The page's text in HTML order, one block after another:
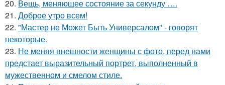
20. Вещь, меняющее состояние за секунду ….
21. Доброе утро всем!
22. "Мастер не Может Быть Универсалом" - говорят
некоторые.
23. Не меняя внешности женщины с фото, перед нами
предстает выразительный портрет, выполненный в
мужественном и смелом стиле.